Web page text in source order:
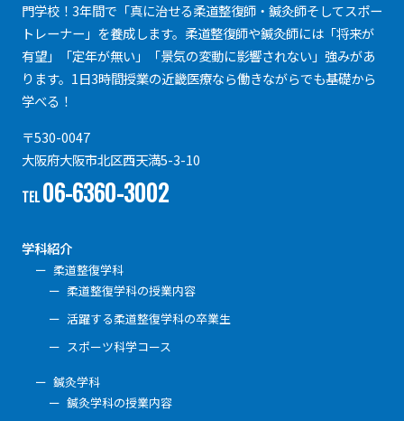
門学校！3年間で「真に治せる柔道整復師・鍼灸師そしてスポー
トレーナー」を養成します。柔道整復師や鍼灸師には「将来が
有望」「定年が無い」「景気の変動に影響されない」強みがあ
ります。1日3時間授業の近畿医療なら働きながらでも基礎から
学べる！
〒530-0047
大阪府大阪市北区西天満5-3-10
TEL06-6360-3002
学科紹介
柔道整復学科
柔道整復学科の授業内容
活躍する柔道整復学科の卒業生
スポーツ科学コース
鍼灸学科
鍼灸学科の授業内容